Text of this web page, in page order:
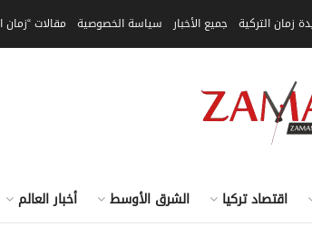
زمان التركية جميع الأخبار سياسة الخصوصية مقالات “زمان
اقتصاد تركيا الشرق الأوسط أخبار العالم